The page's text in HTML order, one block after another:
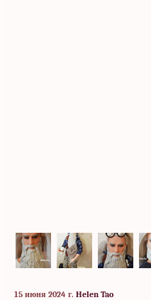
15 июня 2024 г. Helen Tao